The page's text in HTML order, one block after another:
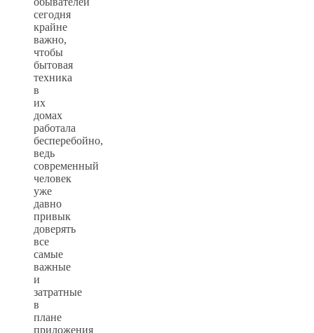
сегодня
крайне
важно,
чтобы
бытовая
техника
в
их
домах
работала
бесперебойно,
ведь
современный
человек
уже
давно
привык
доверять
все
самые
важные
и
затратные
в
плане
приложения